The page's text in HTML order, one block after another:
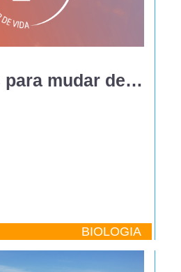
2' Minutos para mudar de vida - guião de exploração didática
BIOLOGIA